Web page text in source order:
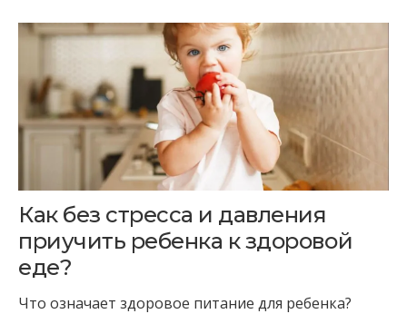
Как без стресса и давления
приучить ребенка к здоровой
еде?
Что означает здоровое питание для ребенка?